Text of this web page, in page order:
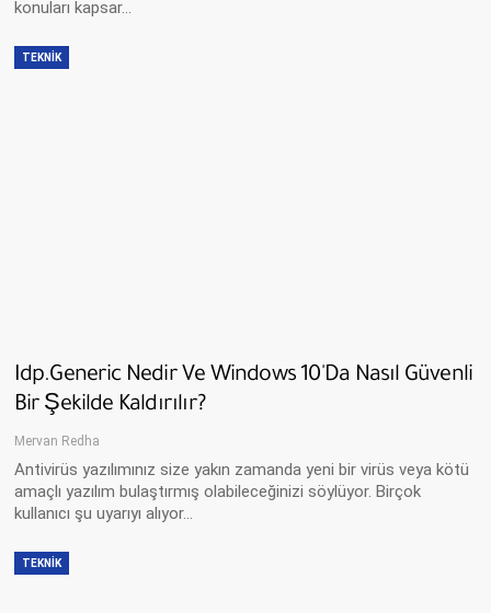
konuları kapsar…
TEKNIK
Idp.generic Nedir Ve Windows 10'da Nasıl Güvenli
Bir Şekilde Kaldırılır?
Mervan Redha
Antivirüs yazılımınız size yakın zamanda yeni bir virüs veya kötü
amaçlı yazılım bulaştırmış olabileceğinizi söylüyor. Birçok
kullanıcı şu uyarıyı alıyor…
TEKNIK